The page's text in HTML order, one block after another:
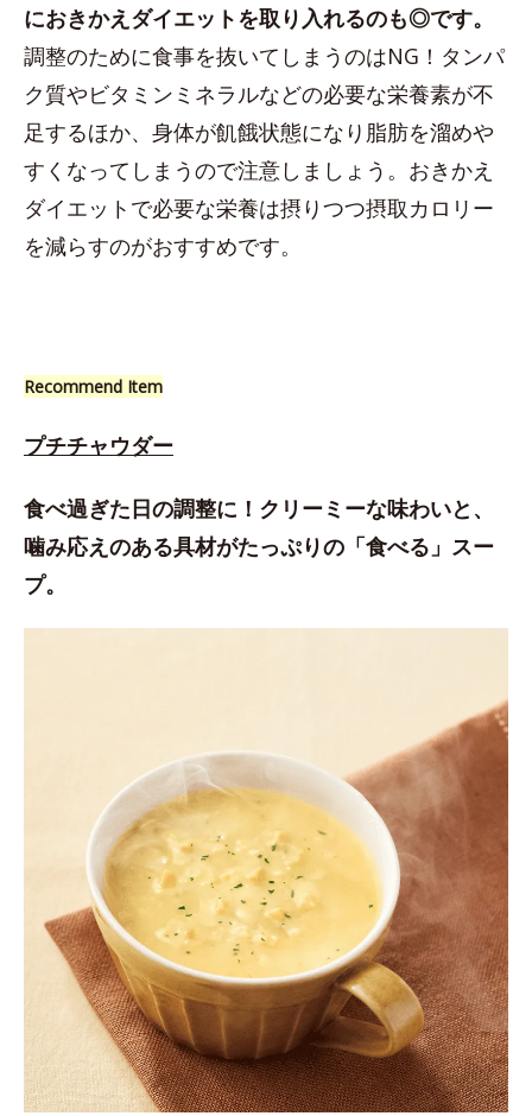
におきかえダイエットを取り入れるのも◎です。
調整のために食事を抜いてしまうのはNG！タンパ
ク質やビタミンミネラルなどの必要な栄養素が不
足するほか、身体が飢餓状態になり脂肪を溜めや
すくなってしまうので注意しましょう。おきかえ
ダイエットで必要な栄養は摂りつつ摂取カロリー
を減らすのがおすすめです。
Recommend Item
プチチャウダー
食べ過ぎた日の調整に！クリーミーな味わいと、
噛み応えのある具材がたっぷりの「食べる」スー
プ。